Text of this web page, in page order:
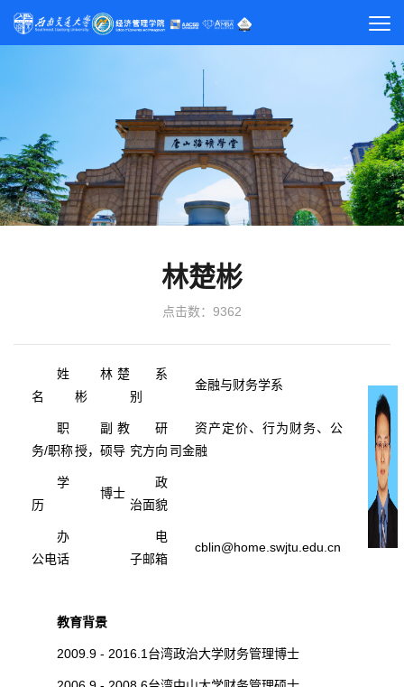
林楚彬
点击数： 9362
姓
名
林楚
彬
系
别
金融与财务学系
职
务/职称
副教
授，硕导
研
究方向
资产定价、行为财务、公
司金融
学
历
博士
政
治面貌
办
公电话
电
子邮箱
cblin@home.swjtu.edu.cn
教育背景
2009.9 - 2016.1台湾政治大学财务管理博士